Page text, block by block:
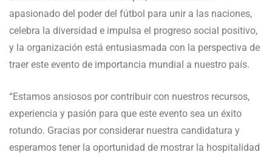
apasionado del poder del fútbol para unir a las naciones,
celebra la diversidad e impulsa el progreso social positivo,
y la organización está entusiasmada con la perspectiva de
traer este evento de importancia mundial a nuestro país.
“Estamos ansiosos por contribuir con nuestros recursos,
experiencia y pasión para que este evento sea un éxito
rotundo. Gracias por considerar nuestra candidatura y
esperamos tener la oportunidad de mostrar la hospitalidad